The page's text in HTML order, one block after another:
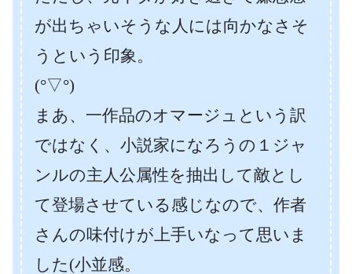
が出ちゃいそうな人には向かなさそ
うという印象。
(°▽°)
まあ、一作品のオマージュという訳
ではなく、小説家になろうの１ジャ
ンルの主人公属性を抽出して敵とし
て登場させている感じなので、作者
さんの味付けが上手いなって思いま
した(小並感。